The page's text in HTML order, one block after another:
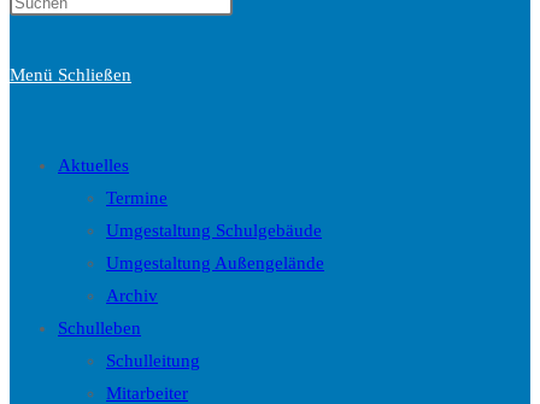
Menü Schließen
Aktuelles
Termine
Umgestaltung Schulgebäude
Umgestaltung Außengelände
Archiv
Schulleben
Schulleitung
Mitarbeiter